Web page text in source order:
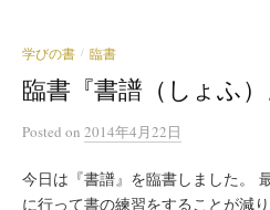
学びの書 / 臨書
臨書『書譜（しょふ）
Posted on 2014年4月22日
今日は『書譜』を臨書しました。
に行って書の練習をすることが減